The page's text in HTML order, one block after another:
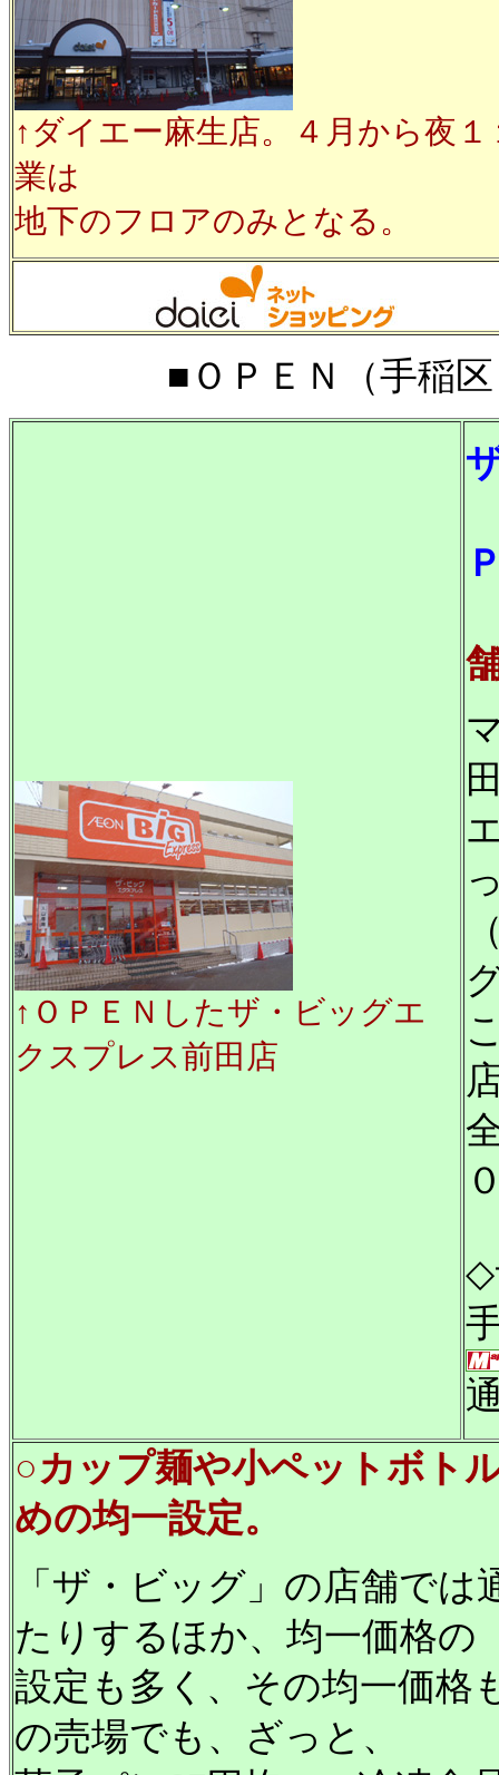
↑ダイエー麻生店。４月から夜
業は
地下のフロアのみとなる。
■ＯＰＥＮ（手稲
↑ＯＰＥＮしたザ・ビッグエ
クスプレス前田店
◇
○カップ麺や小ペットボト
めの均一設定。
「ザ・ビッグ」の店舗で
たりするほか、均一価格の
設定も多く、その均一価格
の売場でも、ざっと、